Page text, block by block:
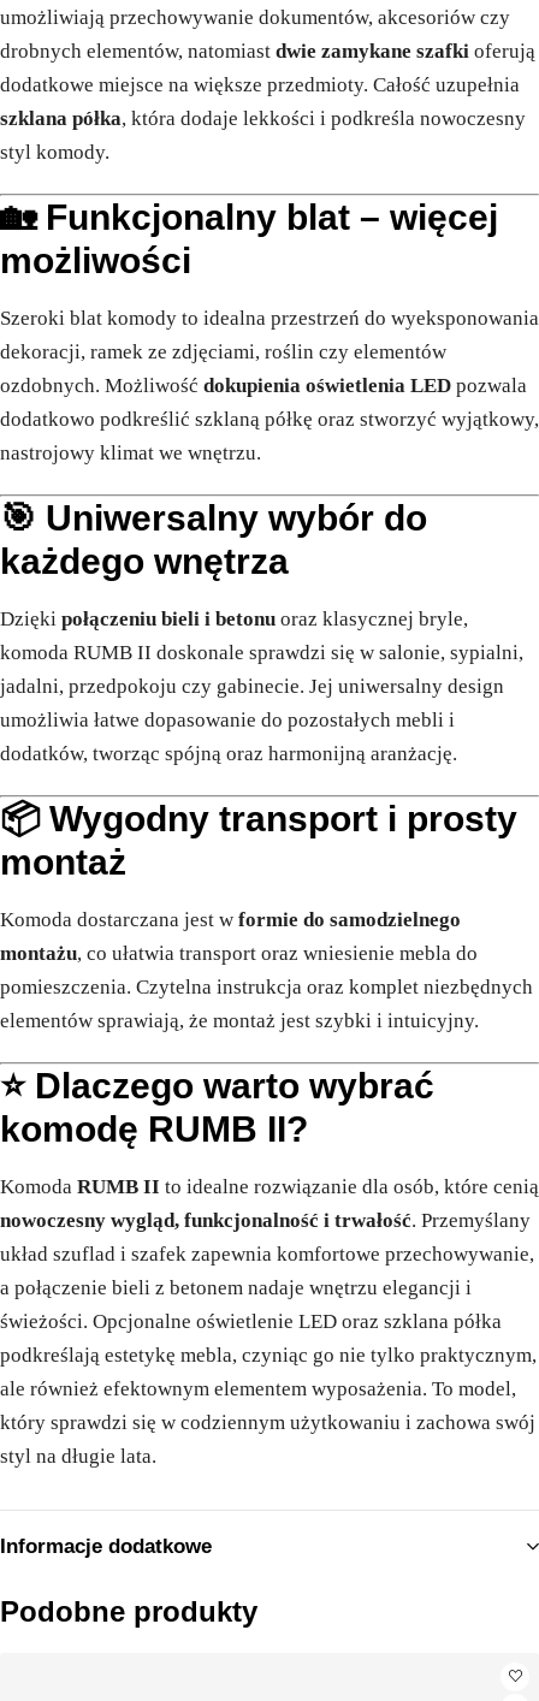
umożliwiają przechowywanie dokumentów, akcesoriów czy
drobnych elementów, natomiast dwie zamykane szafki oferują
dodatkowe miejsce na większe przedmioty. Całość uzupełnia
szklana półka, która dodaje lekkości i podkreśla nowoczesny
styl komody.
🏡 Funkcjonalny blat – więcej
możliwości
Szeroki blat komody to idealna przestrzeń do wyeksponowania
dekoracji, ramek ze zdjęciami, roślin czy elementów
ozdobnych. Możliwość dokupienia oświetlenia LED pozwala
dodatkowo podkreślić szklaną półkę oraz stworzyć wyjątkowy,
nastrojowy klimat we wnętrzu.
🎯 Uniwersalny wybór do
każdego wnętrza
Dzięki połączeniu bieli i betonu oraz klasycznej bryle,
komoda RUMB II doskonale sprawdzi się w salonie, sypialni,
jadalni, przedpokoju czy gabinecie. Jej uniwersalny design
umożliwia łatwe dopasowanie do pozostałych mebli i
dodatków, tworząc spójną oraz harmonijną aranżację.
📦 Wygodny transport i prosty
montaż
Komoda dostarczana jest w formie do samodzielnego
montażu, co ułatwia transport oraz wniesienie mebla do
pomieszczenia. Czytelna instrukcja oraz komplet niezbędnych
elementów sprawiają, że montaż jest szybki i intuicyjny.
⭐ Dlaczego warto wybrać
komodę RUMB II?
Komoda RUMB II to idealne rozwiązanie dla osób, które cenią
nowoczesny wygląd, funkcjonalność i trwałość. Przemyślany
układ szuflad i szafek zapewnia komfortowe przechowywanie,
a połączenie bieli z betonem nadaje wnętrzu elegancji i
świeżości. Opcjonalne oświetlenie LED oraz szklana półka
podkreślają estetykę mebla, czyniąc go nie tylko praktycznym,
ale również efektownym elementem wyposażenia. To model,
który sprawdzi się w codziennym użytkowaniu i zachowa swój
styl na długie lata.
Informacje dodatkowe
Podobne produkty